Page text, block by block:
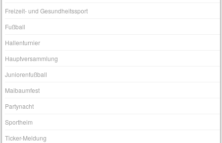
Freizeit- und Gesundheitssport
Fußball
Hallenturnier
Hauptversammlung
Juniorenfußball
Maibaumfest
Partynacht
Sportheim
Ticker-Meldung